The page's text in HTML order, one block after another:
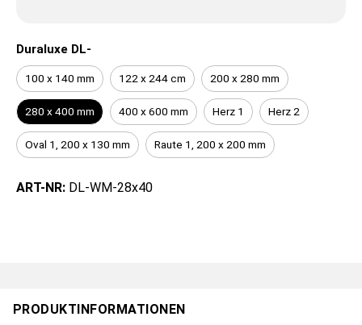
Duraluxe DL-
100 x 140 mm 122 x 244 cm 200 x 280 mm
280 x 400 mm 400 x 600 mm Herz 1 Herz 2
Oval 1, 200 x 130 mm Raute 1, 200 x 200 mm
ART-NR: DL-WM-28x40
PRODUKTINFORMATIONEN